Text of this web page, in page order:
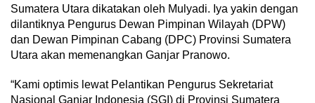
Sumatera Utara dikatakan oleh Mulyadi. Iya yakin dengan
dilantiknya Pengurus Dewan Pimpinan Wilayah (DPW)
dan Dewan Pimpinan Cabang (DPC) Provinsi Sumatera
Utara akan memenangkan Ganjar Pranowo.
“Kami optimis lewat Pelantikan Pengurus Sekretariat
Nasional Ganjar Indonesia (SGI) di Provinsi Sumatera